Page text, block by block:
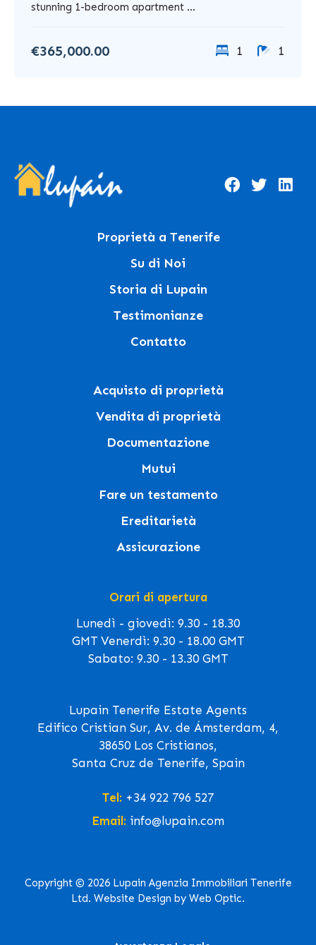
stunning 1-bedroom apartment ...
€365,000.00 1 1
Proprietà a Tenerife
Su di Noi
Storia di Lupain
Testimonianze
Contatto
Acquisto di proprietà
Vendita di proprietà
Documentazione
Mutui
Fare un testamento
Ereditarietà
Assicurazione
Orari di apertura
Lunedì - giovedì: 9.30 - 18.30
GMT Venerdì: 9.30 - 18.00 GMT
Sabato: 9.30 - 13.30 GMT
Lupain Tenerife Estate Agents
Edifico Cristian Sur, Av. de Ámsterdam, 4,
38650 Los Cristianos,
Santa Cruz de Tenerife, Spain
Tel: +34 922 796 527
Email: info@lupain.com
Copyright © 2026 Lupain Agenzia Immobiliari Tenerife
Ltd. Website Design by Web Optic.